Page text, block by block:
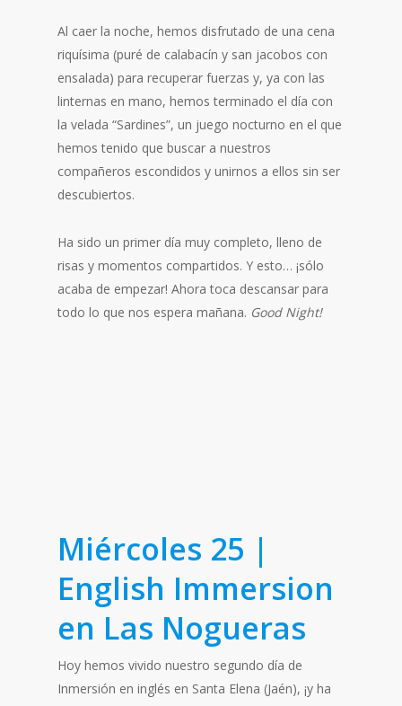
Al caer la noche, hemos disfrutado de una cena
riquísima (puré de calabacín y san jacobos con
ensalada) para recuperar fuerzas y, ya con las
linternas en mano, hemos terminado el día con
la velada “Sardines”, un juego nocturno en el que
hemos tenido que buscar a nuestros
compañeros escondidos y unirnos a ellos sin ser
descubiertos.
Ha sido un primer día muy completo, lleno de
risas y momentos compartidos. Y esto… ¡sólo
acaba de empezar! Ahora toca descansar para
todo lo que nos espera mañana. Good Night!
Miércoles 25 |
English Immersion
en Las Nogueras
Hoy hemos vivido nuestro segundo día de
Inmersión en inglés en Santa Elena (Jaén), ¡y ha